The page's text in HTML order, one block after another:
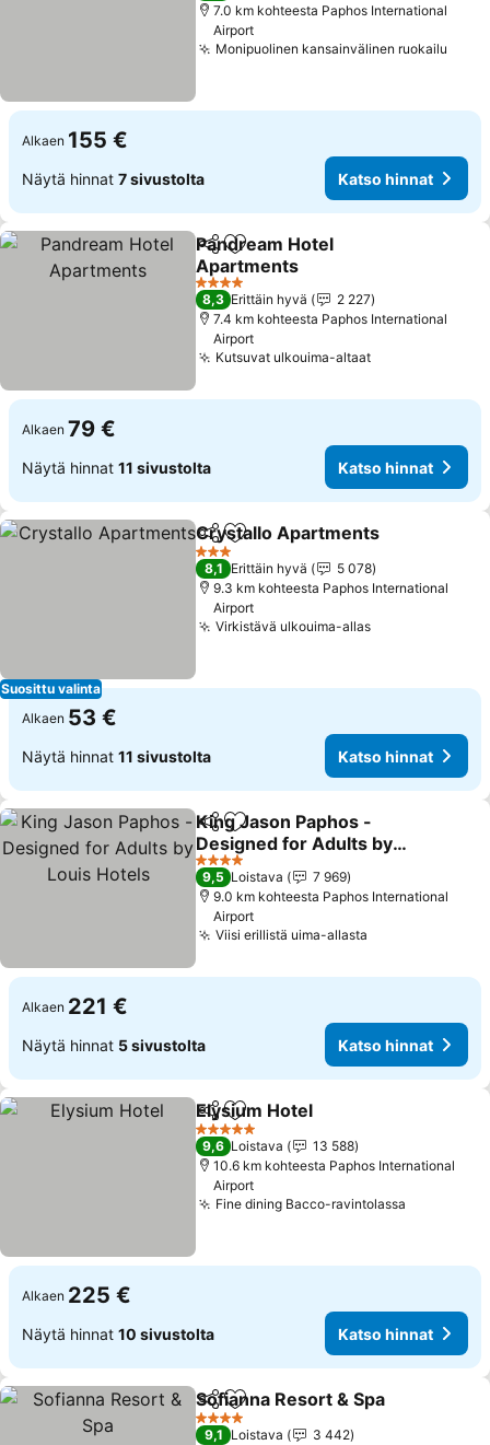
7.0 km kohteesta Paphos International
Airport
Monipuolinen kansainvälinen ruokailu
Alkaen 155 €
Näytä hinnat 7 sivustolta Katso hinnat
Jaa Lisää suosikkeihin
Pandream Hotel
Apartments
Katso hinnat
4 Tähtiluokitus
8,3 Erittäin hyvä
2 227
7.4 km kohteesta Paphos International
Airport
Kutsuvat ulkouima-altaatKatso hinnat
Alkaen 79 €
Näytä hinnat 11 sivustolta Katso hinnat
Suosittu valinta
Jaa Lisää suosikkeihin
Crystallo Apartments
3 Tähtiluokitus
8,1 Erittäin hyvä
5 078
9.3 km kohteesta Paphos International
Airport
Virkistävä ulkouima-allasKatso hinnat
Alkaen 53 €
Näytä hinnat 11 sivustolta Katso hinnat
Jaa Lisää suosikkeihin
King Jason Paphos -
Designed for Adults by
Louis Hotels
Katso hinnat
4 Tähtiluokitus
9,5 Loistava
7 969
9.0 km kohteesta Paphos International
Airport
Viisi erillistä uima-allasta
Alkaen 221 €
Näytä hinnat 5 sivustolta Katso hinnat
Jaa Lisää suosikkeihin
Elysium Hotel
5 Tähtiluokitus
9,6 Loistava
13 588
10.6 km kohteesta Paphos International
Airport
Fine dining Bacco-ravintolassa
Alkaen 225 €
Näytä hinnat 10 sivustolta Katso hinnat
Jaa Lisää suosikkeihin
Sofianna Resort & Spa
4 Tähtiluokitus
9,1 Loistava
3 442